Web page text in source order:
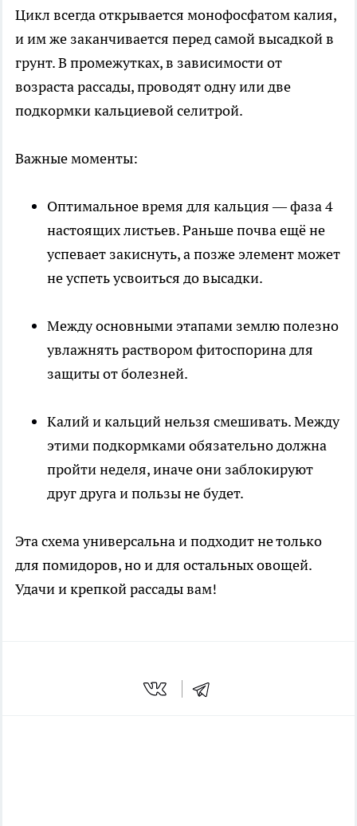
Цикл всегда открывается монофосфатом калия,
и им же заканчивается перед самой высадкой в
грунт. В промежутках, в зависимости от
возраста рассады, проводят одну или две
подкормки кальциевой селитрой.
Важные моменты:
Оптимальное время для кальция — фаза 4
настоящих листьев. Раньше почва ещё не
успевает закиснуть, а позже элемент может
не успеть усвоиться до высадки.
Между основными этапами землю полезно
увлажнять раствором фитоспорина для
защиты от болезней.
Калий и кальций нельзя смешивать. Между
этими подкормками обязательно должна
пройти неделя, иначе они заблокируют
друг друга и пользы не будет.
Эта схема универсальна и подходит не только
для помидоров, но и для остальных овощей.
Удачи и крепкой рассады вам!